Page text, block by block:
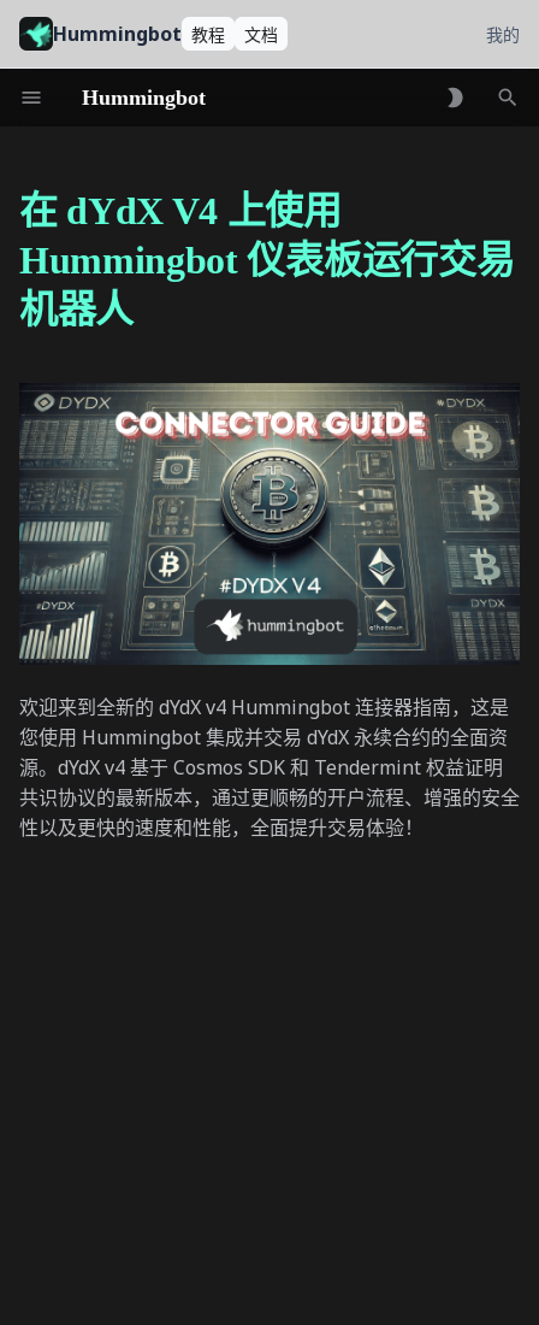
Hummingbot 教程 文档 我的
Hummingbot
始
化
搜
索
在 dYdX V4 上使用
Hummingbot 仪表板运行交易
机器人
欢迎来到全新的 dYdX v4 Hummingbot 连接器指南，这是
您使用 Hummingbot 集成并交易 dYdX 永续合约的全面资
源。dYdX v4 基于 Cosmos SDK 和 Tendermint 权益证明
共识协议的最新版本，通过更顺畅的开户流程、增强的安全
性以及更快的速度和性能，全面提升交易体验！